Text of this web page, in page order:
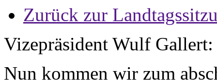
Zurück zur
Vizepräsident Wulf Gallert:
Nun kommen wir zum